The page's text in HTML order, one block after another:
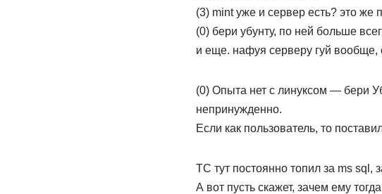
(3) mint уже и сервер есть? это же
(0) бери убунту, по ней больше
и еще. нафуя серверу гуй вообще,
(0) Опыта нет с линуксом — бери
непринужденно.
Если как пользователь, то
ТС тут постоянно топил за ms sql,
А вот пусть скажет, зачем ему